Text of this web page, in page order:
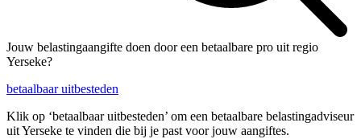
Jouw belastingaangifte doen door een betaalbare pro uit regio
Yerseke?
betaalbaar uitbesteden
Klik op ‘betaalbaar uitbesteden’ om een betaalbare belastingadviseur
uit Yerseke te vinden die bij je past voor jouw aangiftes.